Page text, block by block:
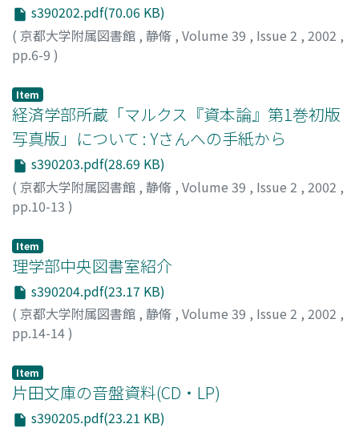
s390202.pdf(70.06 KB)
( 京都大学附属図書館 , 静脩 , Volume 39 , Issue 2 , 2002 ,
pp.6-9 )
Item
経済学部所蔵「マルクス『資本論』第1巻初版
写真版」について : Yさんへの手紙から
s390203.pdf(28.69 KB)
( 京都大学附属図書館 , 静脩 , Volume 39 , Issue 2 , 2002 ,
pp.10-13 )
Item
理学部中央図書室紹介
s390204.pdf(23.17 KB)
( 京都大学附属図書館 , 静脩 , Volume 39 , Issue 2 , 2002 ,
pp.14-14)
Item
片田文庫の音盤資料(CD・LP)
s390205.pdf(23.21 KB)